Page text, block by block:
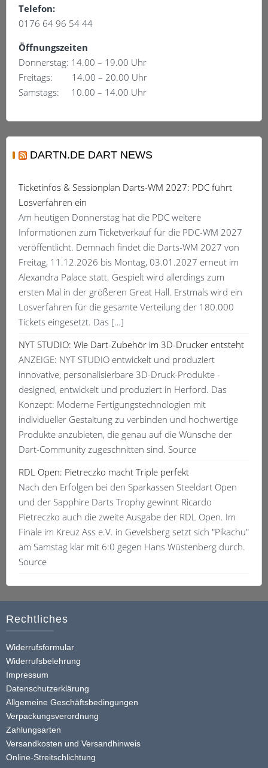
Telefon:
0176 64 96 54 44
Öffnungszeiten
Donnerstag: 14.00 – 19.00 Uhr
Freitags: 14.00 – 20.00 Uhr
Samstags: 10.00 – 14.00 Uhr
DARTN.DE DART NEWS
Ticketinfos & Sessionplan Darts-WM 2027: PDC führt
Losverfahren ein
Am heutigen Donnerstag hat die PDC weitere
Informationen zum Ticketverkauf für die PDC-WM 2027
veröffentlicht. Demnach findet die Darts-WM 2027 von
Freitag, 11.12.2026 bis Montag, 03.01.2027 erneut im
Alexandra Palace statt. Gespielt wird allerdings zum
ersten Mal in der größeren Great Hall. Erstmals wird ein
Losverfahren für die gesamte Verteilung der 180.000
Tickets eingesetzt. Das […]
NYT STUDIO: Wie Dart-Zubehör im 3D-Drucker entsteht
ANZEIGE: NYT STUDIO entwickelt und produziert
innovative, personalisierbare 3D-Druck-Produkte -
designed, entwickelt und produziert in Herford. Das
Konzept: Moderne Fertigungstechnologien mit
individueller Gestaltung zu verbinden und hochwertige
Produkte anzubieten, die genau auf die Wünsche der
Dart-Community zugeschnitten sind. Source
RDL Open: Pietreczko macht Triple perfekt
Nach den Erfolgen bei den Sparkassen Steeldart Open
und der Sapphire Darts Trophy gewinnt Ricardo
Pietreczko auch die zweite Ausgabe der RDL Open. Im
Finale im Kreuz Ass e.V. in Gevelsberg setzt sich "Pikachu"
am Samstag klar mit 6:0 gegen Hans Wüstenberg durch.
Source
Rechtliches
Widerrufsformular
Widerrufsbelehrung
Impressum
Datenschutzerklärung
Allgemeine Geschäftsbedingungen
Verpackungsverordnung
Zahlungsarten
Versandkosten und Versandhinweis
Online-Streitschlichtung